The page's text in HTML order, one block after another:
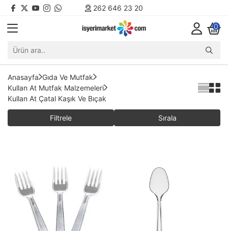
262 646 23 20
0
Anasayfa Gıda Ve Mutfak
Kullan At Mutfak Malzemeleri
Kullan At Çatal Kaşık Ve Bıçak
Filtrele Sırala